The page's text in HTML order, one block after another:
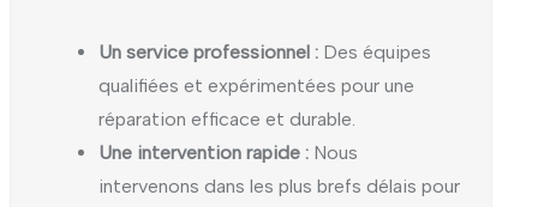
Un service professionnel : Des équipes
qualifiées et expérimentées pour une
réparation efficace et durable.
Une intervention rapide : Nous
intervenons dans les plus brefs délais pour